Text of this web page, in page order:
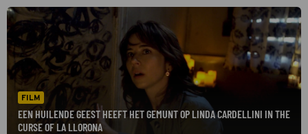
FILM
EEN HUILENDE GEEST HEEFT HET GEMUNT OP LINDA CARDELLINI IN THE
CURSE OF LA LLORONA